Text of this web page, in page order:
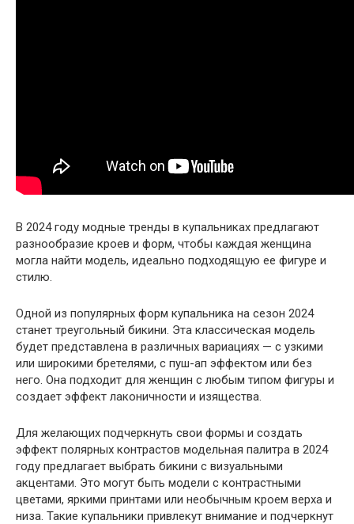
В 2024 году модные тренды в купальниках предлагают
разнообразие кроев и форм, чтобы каждая женщина
могла найти модель, идеально подходящую ее фигуре и
стилю.
Одной из популярных форм купальника на сезон 2024
станет треугольный бикини. Эта классическая модель
будет представлена в различных вариациях — с узкими
или широкими бретелями, с пуш-ап эффектом или без
него. Она подходит для женщин с любым типом фигуры и
создает эффект лаконичности и изящества.
Для желающих подчеркнуть свои формы и создать
эффект полярных контрастов модельная палитра в 2024
году предлагает выбрать бикини с визуальными
акцентами. Это могут быть модели с контрастными
цветами, яркими принтами или необычным кроем верха и
низа. Такие купальники привлекут внимание и подчеркнут